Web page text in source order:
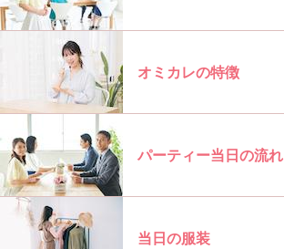
オミカレの特徴
パーティー当日の流れ
当日の服装